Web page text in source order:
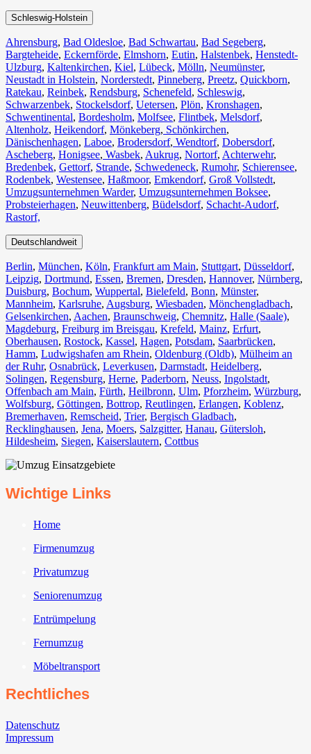
Schleswig-Holstein
Ahrensburg, Bad Oldesloe, Bad Schwartau, Bad Segeberg,
Bargteheide, Eckernförde, Elmshorn, Eutin, Halstenbek, Henstedt-
Ulzburg, Kaltenkirchen, Kiel, Lübeck, Mölln, Neumünster,
Neustadt in Holstein, Norderstedt, Pinneberg, Preetz, Quickborn,
Ratekau, Reinbek, Rendsburg, Schenefeld, Schleswig,
Schwarzenbek, Stockelsdorf, Uetersen, Plön, Kronshagen,
Schwentinental, Bordesholm, Molfsee, Flintbek, Melsdorf,
Altenholz, Heikendorf, Mönkeberg, Schönkirchen,
Dänischenhagen, Laboe, Brodersdorf, Wendtorf, Dobersdorf,
Ascheberg, Honigsee, Wasbek, Aukrug, Nortorf, Achterwehr,
Bredenbek, Gettorf, Strande, Schwedeneck, Rumohr, Schierensee,
Rodenbek, Westensee, Haßmoor, Emkendorf, Groß Vollstedt,
Umzugsunternehmen Warder, Umzugsunternehmen Boksee,
Probsteierhagen, Neuwittenberg, Büdelsdorf, Schacht-Audorf,
Rastorf,
Deutschlandweit
Berlin⁠, München, Köln⁠, Frankfurt am Main, Stuttgart, Düsseldorf,
Leipzig, Dortmund, Essen, Bremen, Dresden, Hannover, Nürnberg,
Duisburg⁠, Bochum, Wuppertal⁠, Bielefeld⁠, Bonn⁠, Münster⁠,
Mannheim, Karlsruhe, Augsburg, Wiesbaden⁠, Mönchengladbach⁠,
Gelsenkirchen⁠, Aachen⁠, Braunschweig, Chemnitz⁠, Halle (Saale)⁠,
Magdeburg, Freiburg im Breisgau⁠, Krefeld⁠, Mainz⁠, Erfurt,
Oberhausen⁠, Rostock⁠, Kassel⁠, Hagen, Potsdam, Saarbrücken⁠,
Hamm, Ludwigshafen am Rhein⁠, Oldenburg (Oldb), Mülheim an
der Ruhr, Osnabrück⁠, Leverkusen, Darmstadt⁠, Heidelberg,
Solingen, Regensburg, Herne⁠, Paderborn, Neuss, Ingolstadt,
Offenbach am Main, Fürth⁠, Heilbronn, Ulm⁠, Pforzheim, Würzburg,
Wolfsburg⁠, Göttingen, Bottrop, Reutlingen, Erlangen⁠, Koblenz,
Bremerhaven⁠, Remscheid, Trier⁠, Bergisch Gladbach,
Recklinghausen, Jena⁠, Moers⁠, Salzgitter⁠, Hanau, Gütersloh,
Hildesheim⁠, Siegen⁠, Kaiserslautern⁠, Cottbus⁠
Wichtige Links
Home
Firmenumzug
Privatumzug
Seniorenumzug
Entrümpelung
Fernumzug
Möbeltransport
Rechtliches
Datenschutz
Impressum